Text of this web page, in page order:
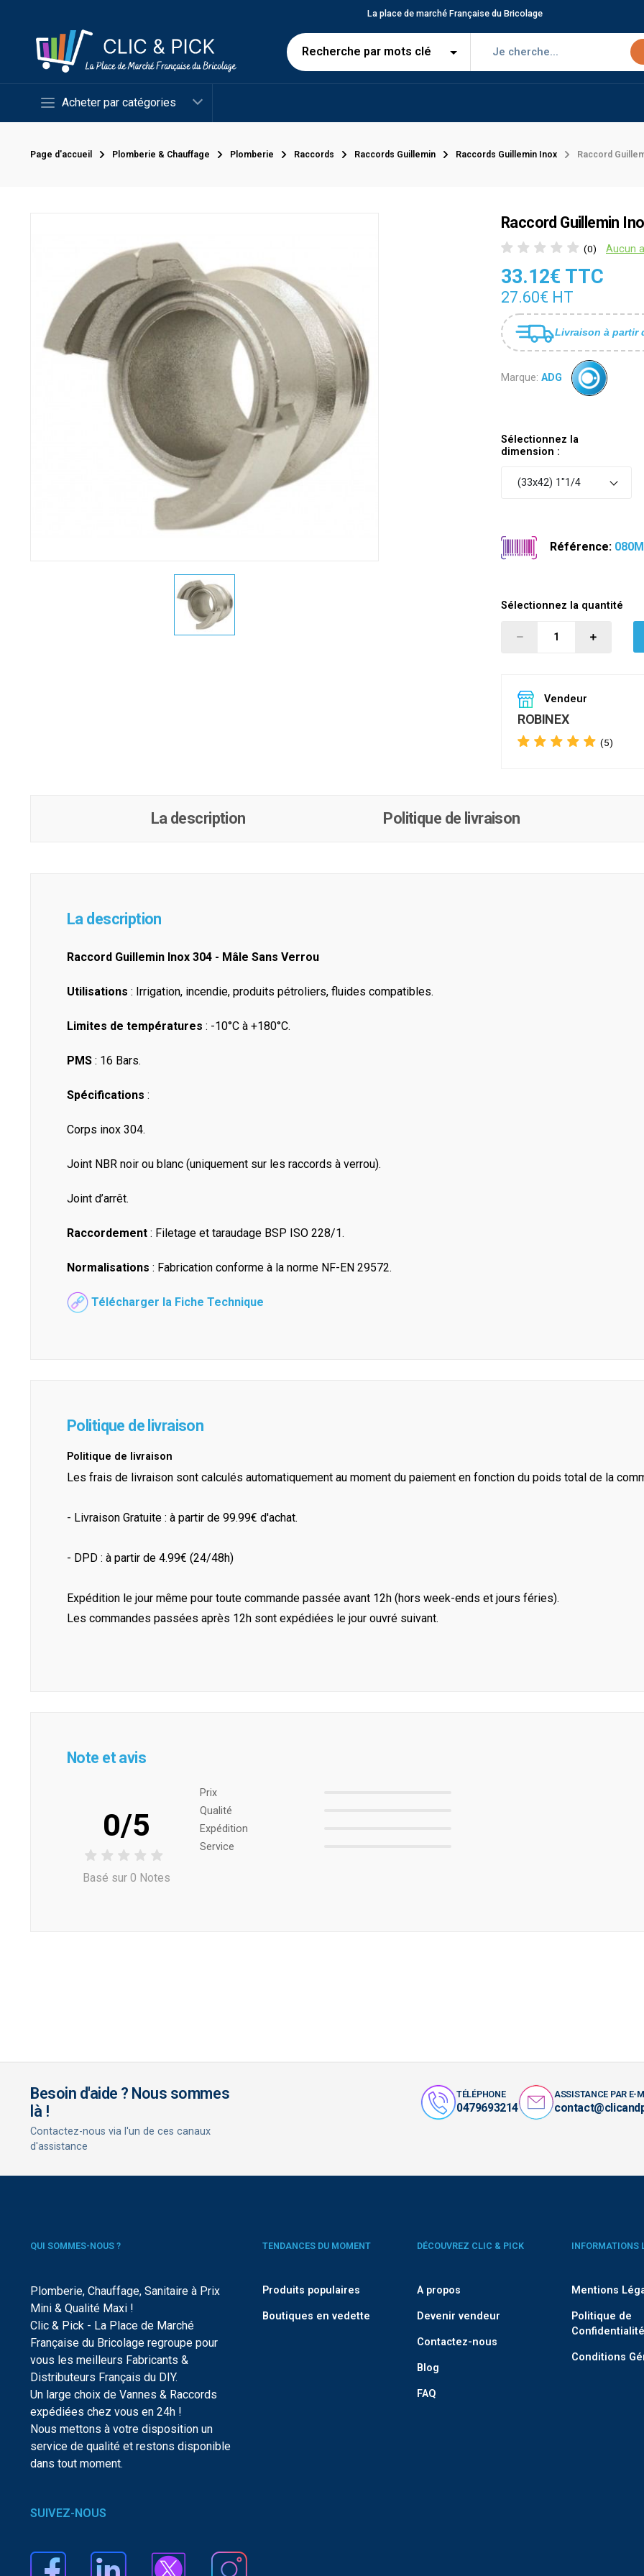
La place de marché Française du Bricolage
Acheter par catégories
Page d'accueil Plomberie & Chauffage Plomberie Raccords Raccords Guillemin Raccords Guillemin Inox Raccord
Raccord Guillemin
(0) Aucun
33.12€ TTC
27.60€ HT
Livraison à partir
Marque: ADG
Sélectionnez la
dimension :
(33x42) 1"1/4
Référence:
Sélectionnez la quantité
Vendeur
ROBINEX
(5)
La description Politique de livraison
La description
Raccord Guillemin Inox 304 - Mâle Sans Verrou
Utilisations : Irrigation, incendie, produits pétroliers, fluides compatibles.
Limites de températures : -10°C à +180°C.
PMS : 16 Bars.
Spécifications :
Corps inox 304.
Joint NBR noir ou blanc (uniquement sur les raccords à verrou).
Joint d’arrêt.
Raccordement : Filetage et taraudage BSP ISO 228/1.
Normalisations : Fabrication conforme à la norme NF-EN 29572.
Télécharger la Fiche Technique
Politique de livraison
Politique de livraison
Les frais de livraison sont calculés automatiquement au moment du paiement en fonction du poids total de la
- Livraison Gratuite : à partir de 99.99€ d'achat.
- DPD : à partir de 4.99€ (24/48h)
Expédition le jour même pour toute commande passée avant 12h (hors week-ends et jours féries).
Les commandes passées après 12h sont expédiées le jour ouvré suivant.
Note et avis
0/5
Basé sur 0 Notes
Prix ​​
Qualité
Expédition
Service
Besoin d'aide ? Nous sommes
là !
Contactez-nous via l'un de ces canaux
d'assistance
TÉLÉPHONE
0479693214
ASSISTANCE PAR E-
QUI SOMMES-NOUS ?
Plomberie, Chauffage, Sanitaire à Prix
Mini & Qualité Maxi !
Clic & Pick - La Place de Marché
Française du Bricolage regroupe pour
vous les meilleurs Fabricants &
Distributeurs Français du DIY.
Un large choix de Vannes & Raccords
expédiées chez vous en 24h !
Nous mettons à votre disposition un
service de qualité et restons disponible
dans tout moment.
TENDANCES DU MOMENT
Produits populaires
Boutiques en vedette
DÉCOUVREZ CLIC & PICK
A propos
Devenir vendeur
Contactez-nous
Blog
FAQ
INFORMATIONS
Mentions
Politique de
Confidentialité
Conditions
SUIVEZ-NOUS